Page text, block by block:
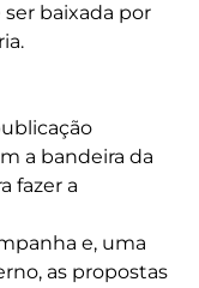
baixada por
a bandeira da
fazer a
e, uma
as propostas